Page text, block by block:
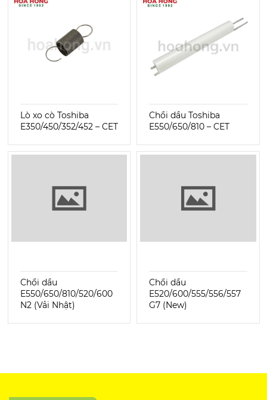
Lò xo cò Toshiba
E350/450/352/452 – CET
Chổi dầu Toshiba
E550/650/810 – CET
Chổi dầu
E550/650/810/520/600
N2 (Vải Nhật)
Chổi dầu
E520/600/555/556/557
G7 (New)